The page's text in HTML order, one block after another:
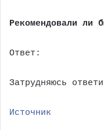
Рекомендовали ли
Ответ:
Затрудняюсь
Источник